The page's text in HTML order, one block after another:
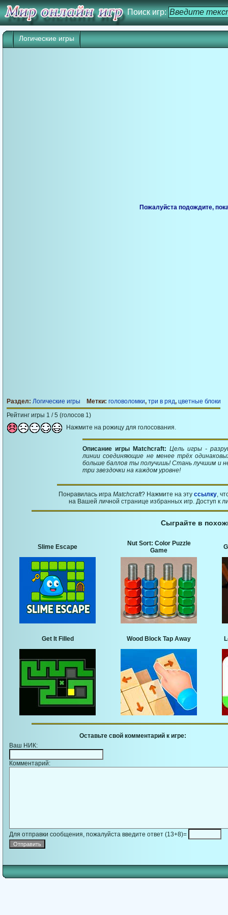
Поиск игр:
Логические игры
Пожалуйста подождите,
Раздел: Логические игры Метки: головоломки, три в ряд, цветные блоки
Рейтинг игры 1 / 5 (голосов 1)
Нажмите на рожицу для голосования.
Описание игры Matchcraft: Цель игры -
линии соединяющие не менее трёх
больше баллов ты получишь! Стань лучшим и
три звездочки на каждом уровне!
Понравилась игра Matchcraft? Нажмите на эту ссылку,
на Вашей личной странице избранных игр. Доступ к
Сыграйте в
Slime Escape
Nut Sort: Color Puzzle
Game
Get It Filled Wood Block Tap Away
Оставьте свой комментарий к игре:
Ваш НИК:
Комментарий:
Для отправки сообщения, пожалуйста введите ответ (13+8)=